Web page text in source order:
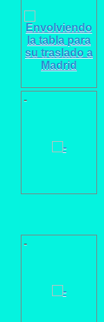
-
-